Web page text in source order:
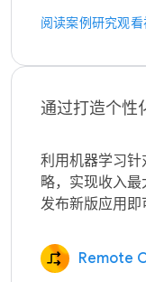
阅读案例研究观
通过打造个性
利用机器学习
略，实现收入
Remote